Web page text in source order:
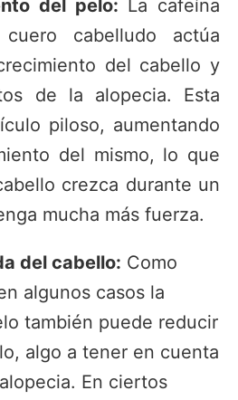
del pelo: La cafeína
cabelludo actúa
del cabello y
de la alopecia. Esta
piloso, aumentando
del mismo, lo que
crezca durante un
mucha más fuerza.
del cabello: Como
algunos casos la
también puede reducir
algo a tener en cuenta
En ciertos